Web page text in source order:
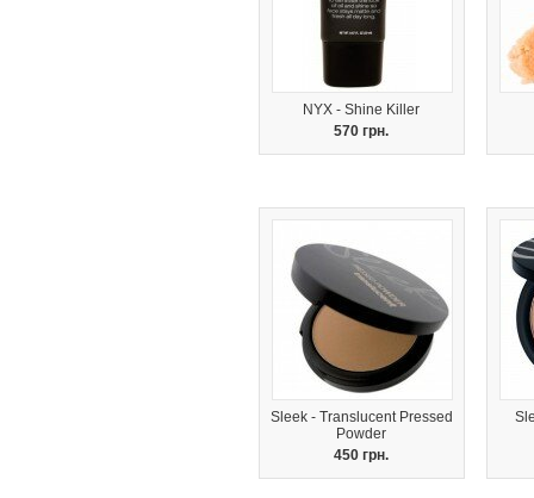
NYX - Shine Killer
570 грн.
Sleek - Translucent Pressed
Powder
450 грн.